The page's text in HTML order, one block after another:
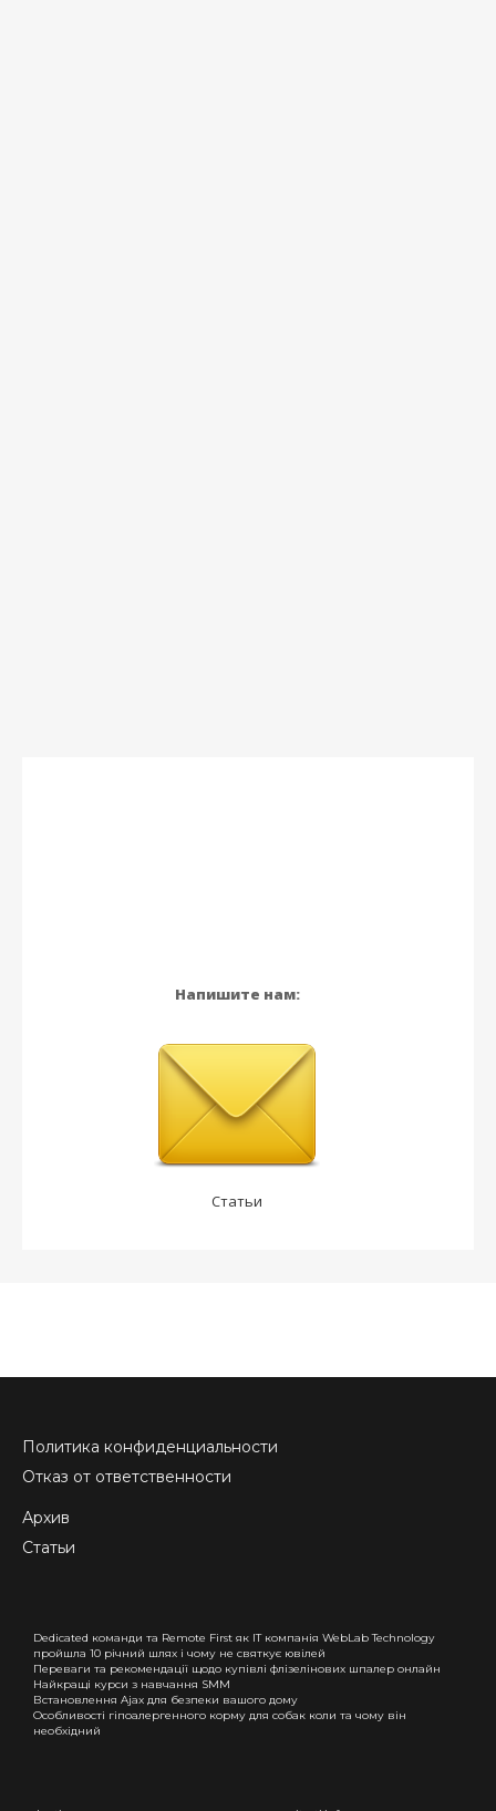
Напишите нам:
Статьи
Политика конфиденциальности
Отказ от ответственности
Архив
Статьи
Dedicated команди та Remote First як IT компанія WebLab Technology
пройшла 10 річний шлях і чому не святкує ювілей
Переваги та рекомендації щодо купівлі флiзелінових шпалер онлайн
Найкращі курси з навчання SMM
Встановлення Ajax для безпеки вашого дому
Особливості гіпоалергенного корму для собак коли та чому він
необхідний